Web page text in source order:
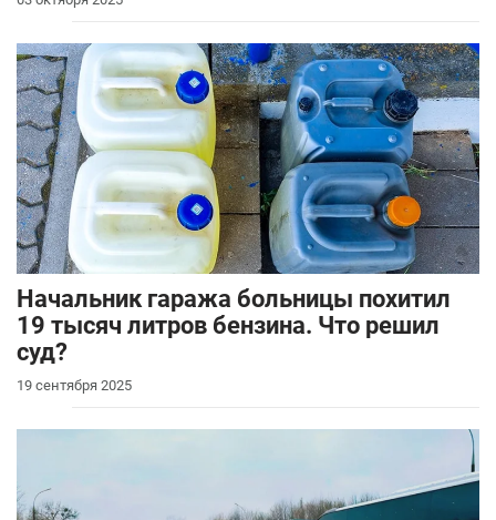
Начальник гаража больницы похитил
19 тысяч литров бензина. Что решил
суд?
19 сентября 2025